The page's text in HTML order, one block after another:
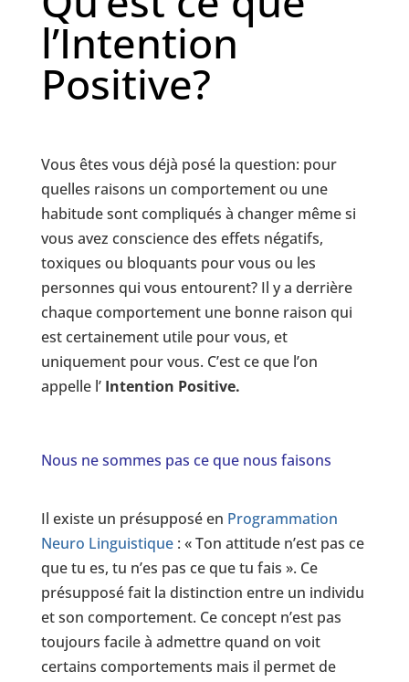
l’Intention
Positive?
Vous êtes vous déjà posé la question: pour
quelles raisons un comportement ou une
habitude sont compliqués à changer même si
vous avez conscience des effets négatifs,
toxiques ou bloquants pour vous ou les
personnes qui vous entourent? Il y a derrière
chaque comportement une bonne raison qui
est certainement utile pour vous, et
uniquement pour vous. C’est ce que l’on
appelle l’ Intention Positive.
Nous ne sommes pas ce que nous faisons
Il existe un présupposé en Programmation
Neuro Linguistique : « Ton attitude n’est pas ce
que tu es, tu n’es pas ce que tu fais ». Ce
présupposé fait la distinction entre un individu
et son comportement. Ce concept n’est pas
toujours facile à admettre quand on voit
certains comportements mais il permet de